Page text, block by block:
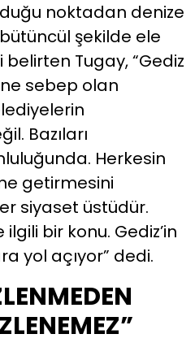
noktadan denize
şekilde ele
Tugay, “Gediz
sebep olan
Bazıları
Herkesin
getirmesini
siyaset üstüdür.
ilgili bir konu. Gediz’in
yol açıyor” dedi.